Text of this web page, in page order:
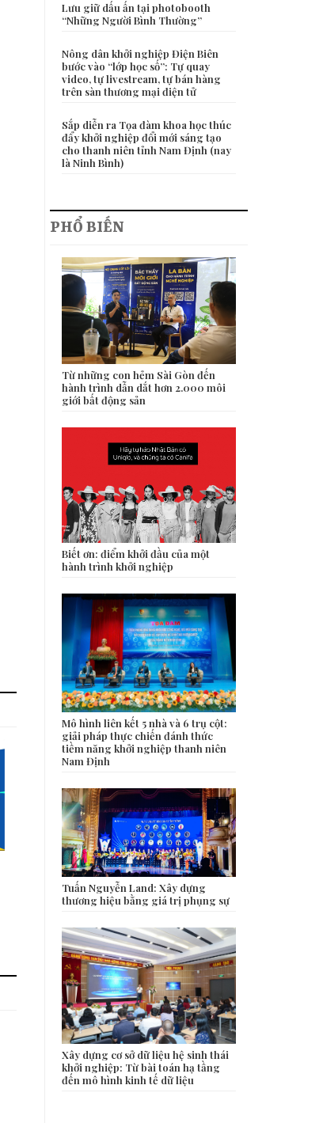
Lưu giữ dấu ấn tại photobooth
“Những Người Bình Thường”
Nông dân khởi nghiệp Điện Biên
bước vào “lớp học số”: Tự quay
video, tự livestream, tự bán hàng
trên sàn thương mại điện tử
Sắp diễn ra Tọa đàm khoa học thúc
đẩy khởi nghiệp đổi mới sáng tạo
cho thanh niên tỉnh Nam Định (nay
là Ninh Bình)
PHỔ BIẾN
Từ những con hẻm Sài Gòn đến
hành trình dẫn dắt hơn 2.000 môi
giới bất động sản
Biết ơn: điểm khởi đầu của một
hành trình khởi nghiệp
Mô hình liên kết 5 nhà và 6 trụ cột:
giải pháp thực chiến đánh thức
tiềm năng khởi nghiệp thanh niên
Nam Định
Tuấn Nguyễn Land: Xây dựng
thương hiệu bằng giá trị phụng sự
Xây dựng cơ sở dữ liệu hệ sinh thái
khởi nghiệp: Từ bài toán hạ tầng
đến mô hình kinh tế dữ liệu